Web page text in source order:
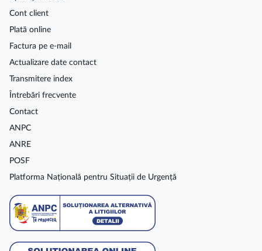
Cont client
Plată online
Factura pe e-mail
Actualizare date contact
Transmitere index
Întrebări frecvente
Contact
ANPC
ANRE
POSF
Platforma Națională pentru Situații de Urgență